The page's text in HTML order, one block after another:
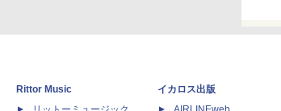
Rittor Music
イカロス出版